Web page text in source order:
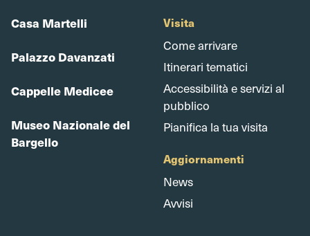
Casa Martelli
Palazzo Davanzati
Cappelle Medicee
Museo Nazionale del
Bargello
Visita
Come arrivare
Itinerari tematici
Accessibilità e servizi al
pubblico
Pianifica la tua visita
Aggiornamenti
News
Avvisi